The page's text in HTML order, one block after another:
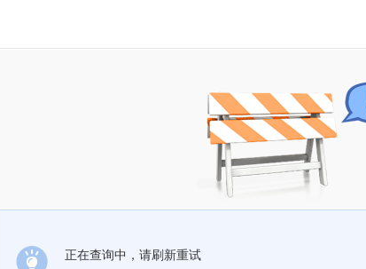
正在查询中，请刷新重试